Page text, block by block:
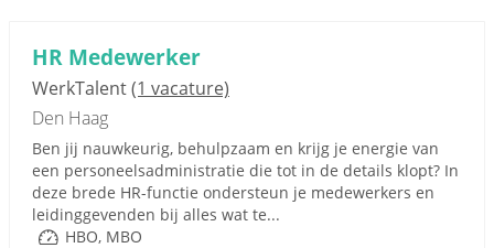
HR Medewerker
WerkTalent(1 vacature)
Den Haag
Ben jij nauwkeurig, behulpzaam en krijg je energie van
een personeelsadministratie die tot in de details klopt? In
deze brede HR-functie ondersteun je medewerkers en
leidinggevenden bij alles wat te...
HBO, MBO